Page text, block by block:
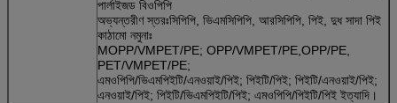
পার্লাইজড বিওপিপি
অভ্যন্তরীণ স্তরঃসিপিপি, ভিএমসিপিপি, আরসিপিপি, পিই, দুধ সাদা পিই
কাঠামো নমুনাঃ
MOPP/VMPET/PE; OPP/VMPET/PE,OPP/PE,
PET/VMPET/PE;
এমওপিপি/ভিএমপিইটি/এনওয়াই/পিই; পিইটি/পিই; পিইটি/এনওয়াই/পিই;
এনওয়াই/পিই; পিইটি/ভিএমপিইটি/পিই; এমওপিপি/পিইটি/পিই ইত্যাদি।